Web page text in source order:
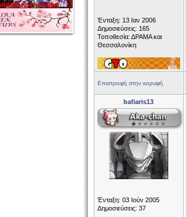
Ένταξη: 13 Ιαν 2006
Δημοσιεύσεις: 165
Τοποθεσία: ΔΡΑΜΑ και
Θεσσαλονίκη
Επιστροφή στην κορυφή
bafiaris13
Ένταξη: 03 Ιούν 2005
Δημοσιεύσεις: 37